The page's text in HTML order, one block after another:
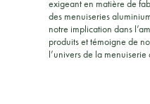
exigeant en matière de
des menuiseries
notre implication dans
produits et témoigne de
l’univers de la